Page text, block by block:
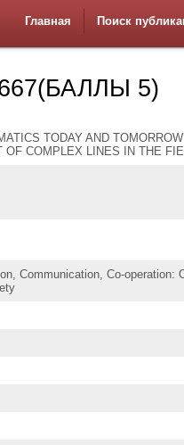
Главная Поиск
5)
TODAY AND
OF COMPLEX LINES IN THE
Communication, Co-